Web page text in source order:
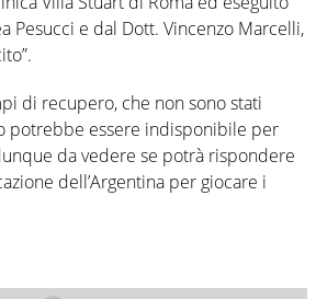
Pesucci e dal Dott. Vincenzo Marcelli,
di recupero, che non sono stati
potrebbe essere indisponibile per
da vedere se potrà rispondere
dell’Argentina per giocare i